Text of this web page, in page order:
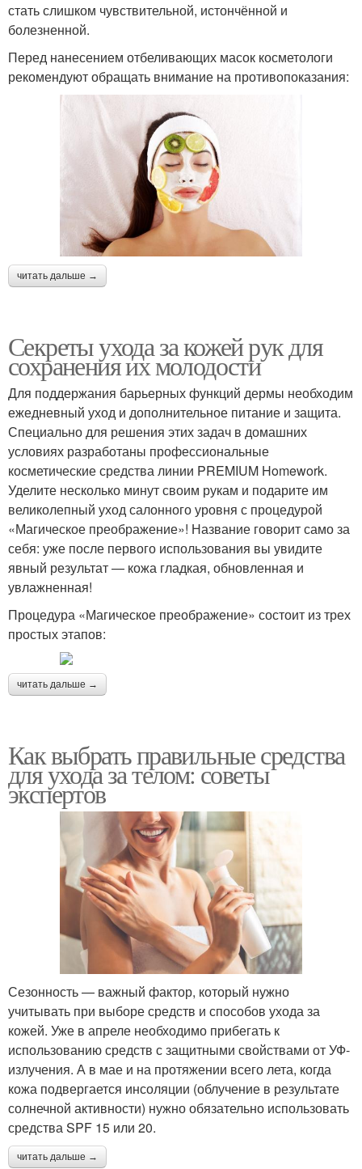
стать слишком чувствительной, истончённой и
болезненной.
Перед нанесением отбеливающих масок косметологи
рекомендуют обращать внимание на противопоказания:
читать дальше →
Секреты ухода за кожей рук для
сохранения их молодости
Для поддержания барьерных функций дермы необходим
ежедневный уход и дополнительное питание и защита.
Специально для решения этих задач в домашних
условиях разработаны профессиональные
косметические средства линии PREMIUM Homework.
Уделите несколько минут своим рукам и подарите им
великолепный уход салонного уровня с процедурой
«Магическое преображение»! Название говорит само за
себя: уже после первого использования вы увидите
явный результат — кожа гладкая, обновленная и
увлажненная!
Процедура «Магическое преображение» состоит из трех
простых этапов:
читать дальше →
Как выбрать правильные средства
для ухода за телом: советы
экспертов
Сезонность — важный фактор, который нужно
учитывать при выборе средств и способов ухода за
кожей. Уже в апреле необходимо прибегать к
использованию средств с защитными свойствами от УФ-
излучения. А в мае и на протяжении всего лета, когда
кожа подвергается инсоляции (облучение в результате
солнечной активности) нужно обязательно использовать
средства SPF 15 или 20.
читать дальше →